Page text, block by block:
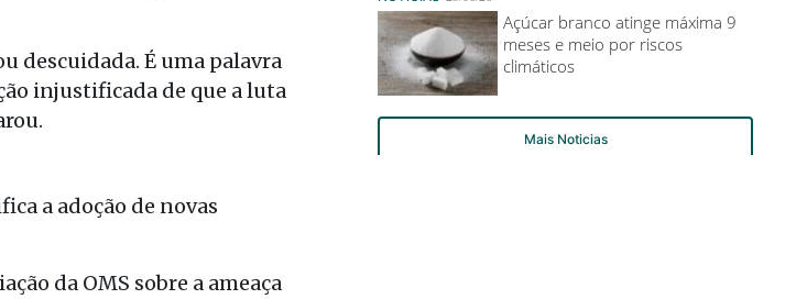
descuidada. É uma palavra
injustificada de que a luta
a adoção de novas
da OMS sobre a ameaça